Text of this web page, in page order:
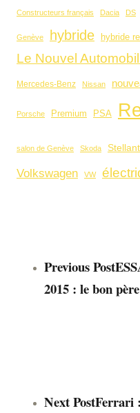
Constructeurs français Dacia DS
Genève hybride hybride
Le Nouvel
Mercedes-Benz Nissan
Porsche Premium PSA
salon de Genève Skoda
Volkswagen VW
Previous Post
2015 : le bon
Next PostFerrari